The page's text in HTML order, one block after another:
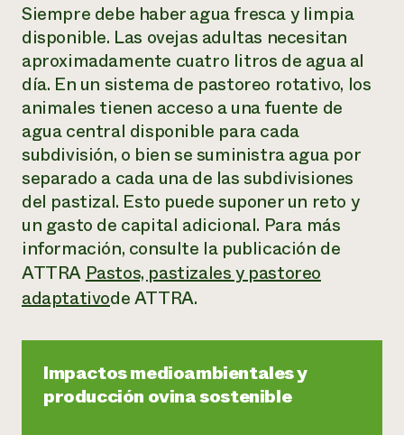
Siempre debe haber agua fresca y limpia
disponible. Las ovejas adultas necesitan
aproximadamente cuatro litros de agua al
día. En un sistema de pastoreo rotativo, los
animales tienen acceso a una fuente de
agua central disponible para cada
subdivisión, o bien se suministra agua por
separado a cada una de las subdivisiones
del pastizal. Esto puede suponer un reto y
un gasto de capital adicional. Para más
información, consulte la publicación de
ATTRAPastos, pastizales y pastoreo
adaptativode ATTRA.
Impactos medioambientales y
producción ovina sostenible